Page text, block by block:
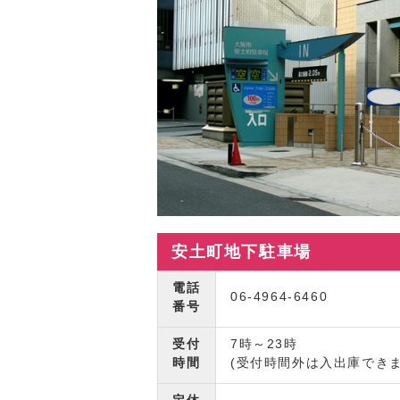
安土町地下駐車場
電話
番号
06-4964-6460
受付
時間
7時～23時
(受付時間外は入出庫でき